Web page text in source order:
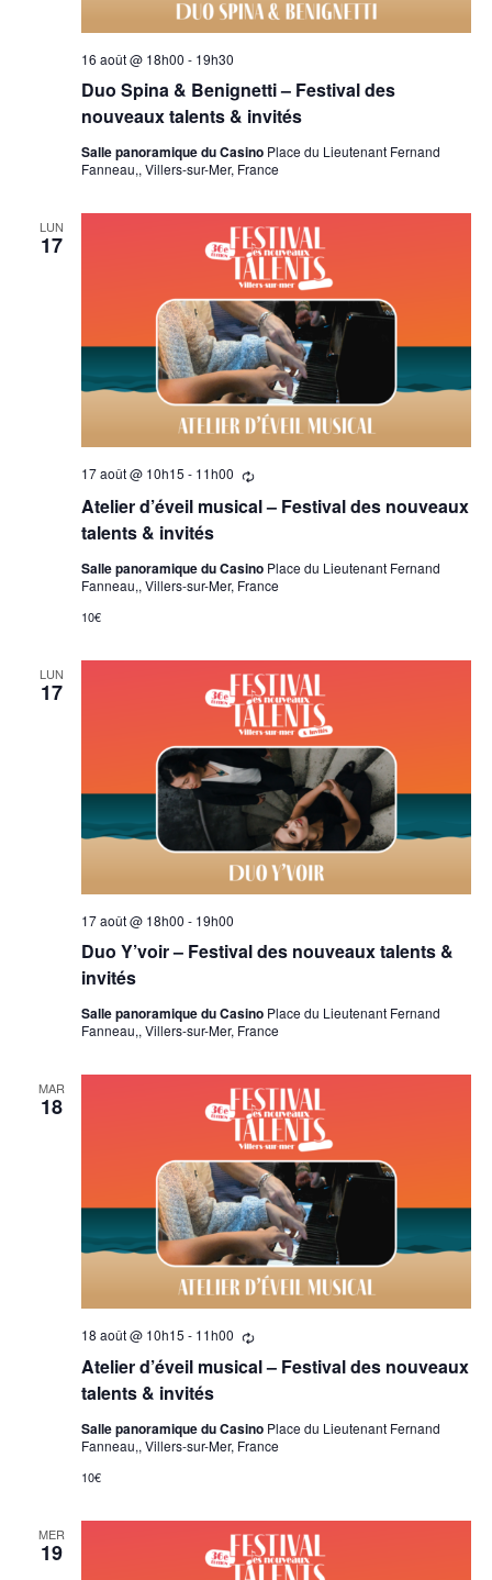
Duo Spina & Benignetti – Festival des
nouveaux talents & invités
16 août @ 18h00 - 19h30
Salle panoramique du Casino Place du Lieutenant Fernand
Fanneau,, Villers-sur-Mer, France
LUN
17
Atelier d’éveil musical – Festival des nouveaux
talents & invités
17 août @ 10h15 - 11h00
Se
Salle panoramique du Casino Place du Lieutenant Fernand
Fanneau,, Villers-sur-Mer, France
10€
LUN
17
Duo Y’voir – Festival des nouveaux talents &
invités
17 août @ 18h00 - 19h00
Salle panoramique du Casino Place du Lieutenant Fernand
Fanneau,, Villers-sur-Mer, France
MAR
18
Atelier d’éveil musical – Festival des nouveaux
talents & invités
18 août @ 10h15 - 11h00
Se
Salle panoramique du Casino Place du Lieutenant Fernand
Fanneau,, Villers-sur-Mer, France
10€
MER
19